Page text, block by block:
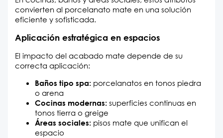
convierten al porcelanato mate en una solución
eficiente y sofisticada.
Aplicación estratégica en espacios
El impacto del acabado mate depende de su
correcta aplicación:
Baños tipo spa: porcelanatos en tonos piedra
o arena
Cocinas modernas: superficies continuas en
tonos tierra o greige
Áreas sociales: pisos mate que unifican el
espacio